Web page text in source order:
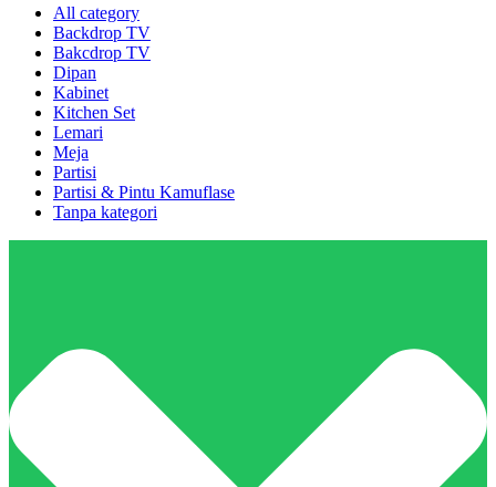
All category
Backdrop TV
Bakcdrop TV
Dipan
Kabinet
Kitchen Set
Lemari
Meja
Partisi
Partisi & Pintu Kamuflase
Tanpa kategori